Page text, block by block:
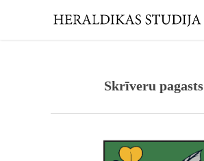
Skrīveru pagasts